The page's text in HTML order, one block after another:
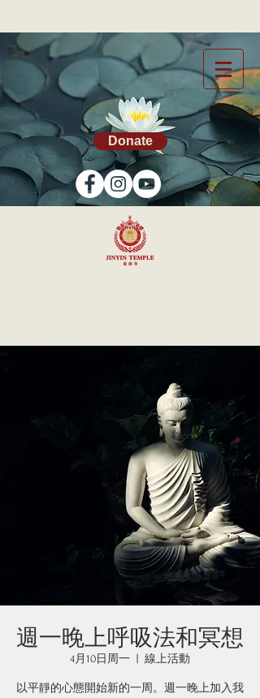
Donate
週一晚上呼吸法和冥想
4月10日周一 線上活動
以平靜的心態開始新的一周。週一晚上加入我